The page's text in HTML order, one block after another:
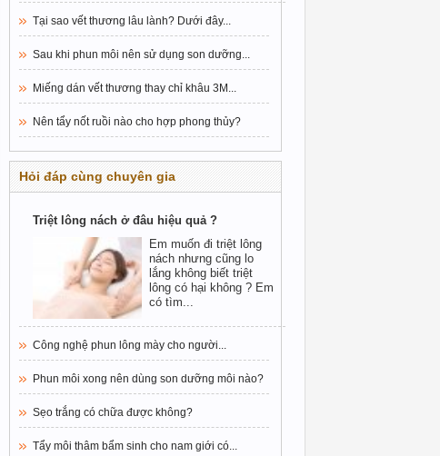
Tại sao vết thương lâu lành? Dưới đây...
Sau khi phun môi nên sử dụng son dưỡng...
Miếng dán vết thương thay chỉ khâu 3M...
Nên tẩy nốt ruồi nào cho hợp phong thủy?
Hỏi đáp cùng chuyên gia
Triệt lông nách ở đâu hiệu quả ?
Em muốn đi triệt lông
nách nhưng cũng lo
lắng không biết triệt
lông có hại không ? Em
có tìm...
Công nghệ phun lông mày cho người...
Phun môi xong nên dùng son dưỡng môi nào?
Sẹo trắng có chữa được không?
Tẩy môi thâm bẩm sinh cho nam giới có...